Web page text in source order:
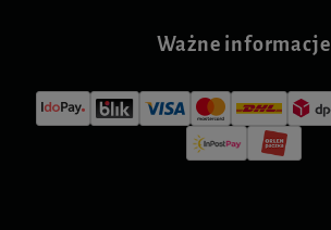
Ważne informacje